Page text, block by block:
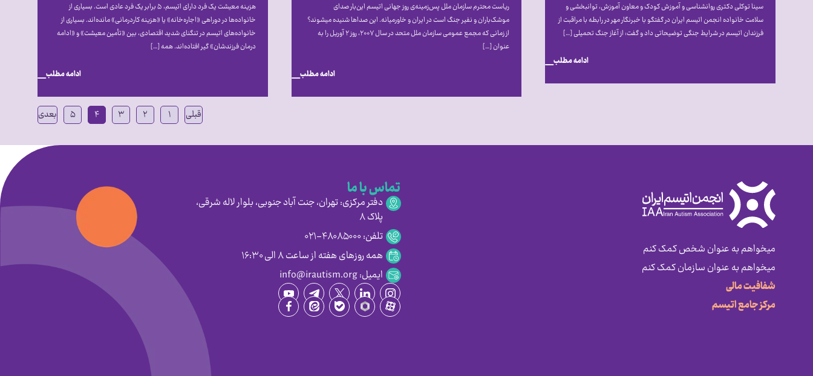
سینا توکلی دکتری روانشناسی و آموزش کودک و معاون آموزش، توانبخشی و
سلامت خانواده انجمن اتیسم ایران در گفتگو با خبرنگار مهر در رابطه با مراقبت از
فرزندان اتیسم در شرایط جنگی توضیحاتی داد و گفت: از آغاز جنگ تحمیلی […]
ادامه مطلب
ریاست محترم سازمان ملل پس‌زمینه‌ی روز جهانی اتیسم این‌بار صدای
موشک‌باران و نفیر جنگ است در ایران و خاورمیانه. این صداها شنیده می‎شوند؟
از زمانی که مجمع عمومی سازمان ملل متحد در سال ۲۰۰۷، روز ۲ آوریل را به
عنوان […]
ادامه مطلب
هزینه معیشت یک فرد دارای اتیسم، ۵ برابر یک فرد عادی است. بسیاری از
خانواده‌ها در دوراهی «اجاره‌خانه» یا «هزینه کاردرمانی» مانده‌اند. بسیاری از
خانواده‌های اتیسم در تنگنای شدید اقتصادی، بین «تأمین معیشت» و «ادامه
درمان فرزندشان» گیر افتاده‌اند. همه […]
ادامه مطلب
قبلی ۱ ۲ ۳ ۴ ۵ بعدی
میخواهم به عنوان شخص کمک کنم
میخواهم به عنوان سازمان کمک کنم
شفافیت مالی
مرکز جامع اتیسم
تماس با ما
دفتر مرکزی: تهران، جنت آباد جنوبی، بلوار لاله شرقی،
پلاک ۸
تلفن: ۴۸۰۸۵۰۰۰-۰۲۱
همه روزهای هفته از ساعت ۸ الی ۱۶:۳۰
ایمیل: info@irautism.org